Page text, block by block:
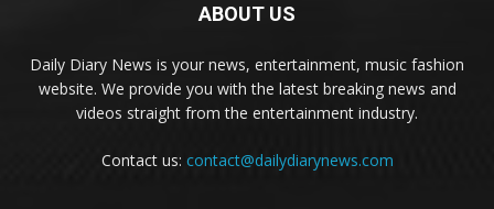
ABOUT US
Daily Diary News is your news, entertainment, music fashion
website. We provide you with the latest breaking news and
videos straight from the entertainment industry.
Contact us: contact@dailydiarynews.com